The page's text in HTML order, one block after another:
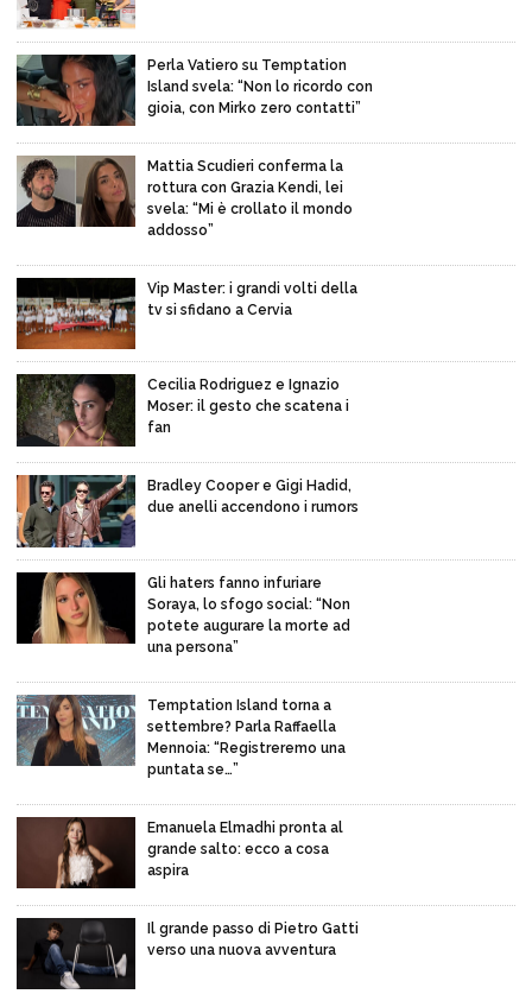
Perla Vatiero su Temptation
Island svela: “Non lo ricordo con
gioia, con Mirko zero contatti”
Mattia Scudieri conferma la
rottura con Grazia Kendi, lei
svela: “Mi è crollato il mondo
addosso”
Vip Master: i grandi volti della
tv si sfidano a Cervia
Cecilia Rodriguez e Ignazio
Moser: il gesto che scatena i
fan
Bradley Cooper e Gigi Hadid,
due anelli accendono i rumors
Gli haters fanno infuriare
Soraya, lo sfogo social: “Non
potete augurare la morte ad
una persona”
Temptation Island torna a
settembre? Parla Raffaella
Mennoia: “Registreremo una
puntata se…”
Emanuela Elmadhi pronta al
grande salto: ecco a cosa
aspira
Il grande passo di Pietro Gatti
verso una nuova avventura